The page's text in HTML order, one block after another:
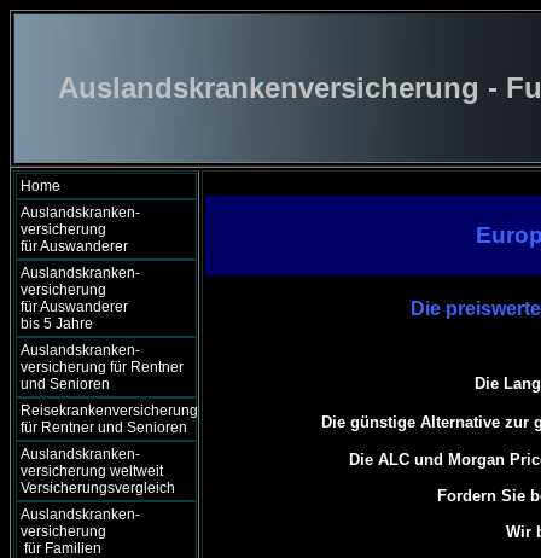
Auslandskrankenversicherung -
Home
Auslandskranken-
versicherung
für Auswanderer
Auslandskranken-
versicherung
für Auswanderer
bis 5 Jahre
Auslandskranken-
versicherung für Rentner
und Senioren
Reisekrankenversicherung
für Rentner und Senioren
Auslandskranken-
versicherung weltweit
Versicherungsvergleich
Auslandskranken-
versicherung
für Familien
Die
Die
Die günstige Alternative zur
Die ALC und Morgan
Fordern Sie
Wir